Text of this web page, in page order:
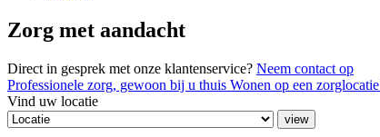
Zorg met aandacht
Direct in gesprek met onze klantenservice? Neem contact op
Professionele zorg, gewoon bij u thuis Wonen op een zorglocatie
Vind uw locatie